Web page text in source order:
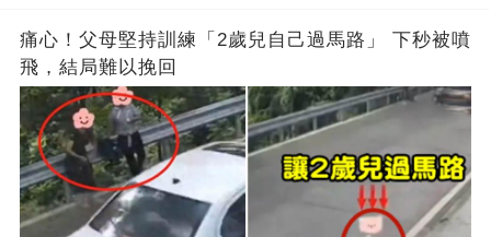
痛心！父母堅持訓練「2歲兒自己過馬路」 下秒被噴
飛，結局難以挽回